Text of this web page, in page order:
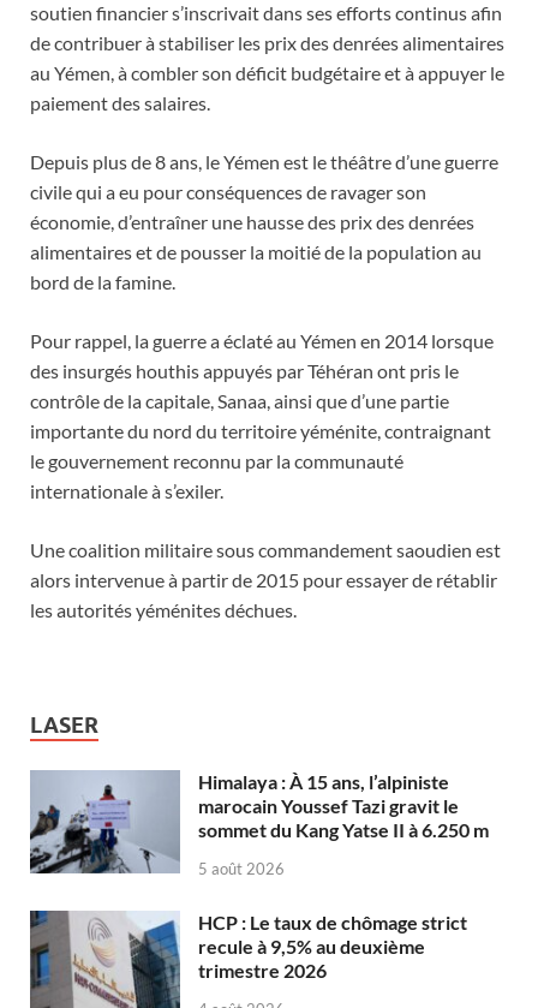
soutien financier s’inscrivait dans ses efforts continus afin
de contribuer à stabiliser les prix des denrées alimentaires
au Yémen, à combler son déficit budgétaire et à appuyer le
paiement des salaires.
Depuis plus de 8 ans, le Yémen est le théâtre d’une guerre
civile qui a eu pour conséquences de ravager son
économie, d’entraîner une hausse des prix des denrées
alimentaires et de pousser la moitié de la population au
bord de la famine.
Pour rappel, la guerre a éclaté au Yémen en 2014 lorsque
des insurgés houthis appuyés par Téhéran ont pris le
contrôle de la capitale, Sanaa, ainsi que d’une partie
importante du nord du territoire yéménite, contraignant
le gouvernement reconnu par la communauté
internationale à s’exiler.
Une coalition militaire sous commandement saoudien est
alors intervenue à partir de 2015 pour essayer de rétablir
les autorités yéménites déchues.
LASER
Himalaya : À 15 ans, l’alpiniste
marocain Youssef Tazi gravit le
sommet du Kang Yatse II à 6.250 m
5 août 2026
HCP : Le taux de chômage strict
recule à 9,5% au deuxième
trimestre 2026